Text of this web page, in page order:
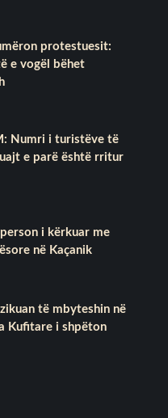
protestuesit:
e vogël bëhet
Numri i turistëve të
e parë është rritur
i kërkuar me
në Kaçanik
të mbyteshin në
Kufitare i shpëton